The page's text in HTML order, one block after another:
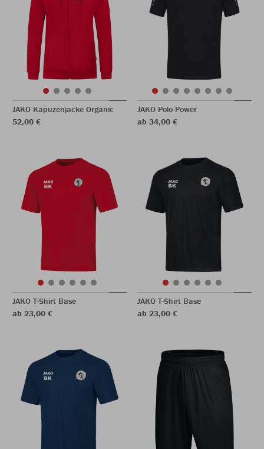
JAKO Kapuzenjacke Organic
52,00 €
JAKO Polo Power
ab 34,00 €
JAKO T-Shirt Base
ab 23,00 €
JAKO T-Shirt Base
ab 23,00 €